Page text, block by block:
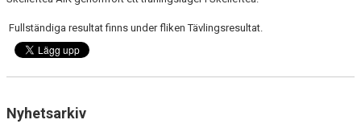
Fullständiga resultat finns under fliken Tävlingsresultat.
Nyhetsarkiv